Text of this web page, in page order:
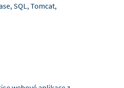
SQL, Tomcat,